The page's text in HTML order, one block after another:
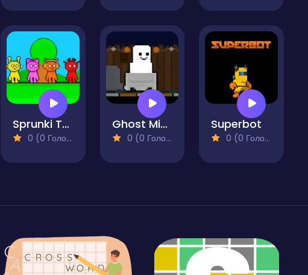
Sprunki Team
0 (0 Голосів)
Ghost Miner
0 (0 Голосів)
Superbot
0 (0 Голосів)